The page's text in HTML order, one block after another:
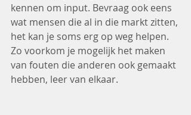
kennen om input. Bevraag ook eens
wat mensen die al in die markt zitten,
het kan je soms erg op weg helpen.
Zo voorkom je mogelijk het maken
van fouten die anderen ook gemaakt
hebben, leer van elkaar.